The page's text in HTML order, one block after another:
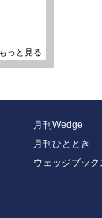
っと見る
月刊Wedge
月刊ひととき
ウェッジブック